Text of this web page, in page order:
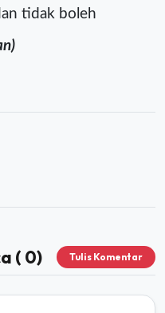
tidak boleh
( 0) Tulis Komentar